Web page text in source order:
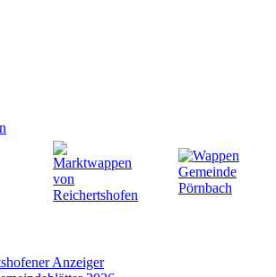
Anzeiger